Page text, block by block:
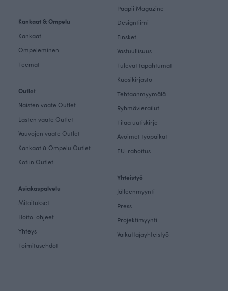
Kankaat & Ompelu
Kankaat
Ompeleminen
Teemat
Outlet
Naisten vaate Outlet
Lasten vaate Outlet
Vauvojen vaate Outlet
Kankaat & Ompelu Outlet
Kotiin Outlet
Asiakaspalvelu
Mitoitukset
Hoito-ohjeet
Yhteys
Toimitusehdot
Paapii Magazine
Designtiimi
Finsket
Vastuullisuus
Tulevat tapahtumat
Kuosikirjasto
Tehtaanmyymälä
Ryhmävierailut
Tilaa uutiskirje
Avoimet työpaikat
EU-rahoitus
Yhteistyö
Jälleenmyynti
Press
Projektimyynti
Vaikuttajayhteistyö